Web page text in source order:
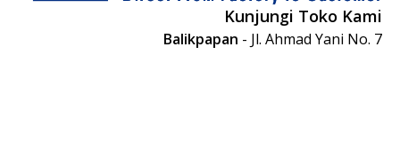
Kunjungi Toko Kami
Balikpapan - Jl. Ahmad Yani No. 7